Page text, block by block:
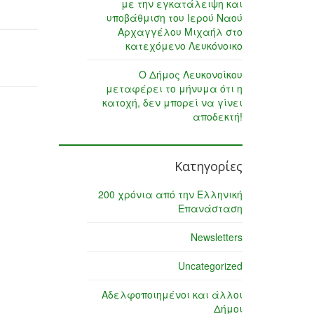
με την εγκατάλειψη και
υποβάθμιση του Ιερού Ναού
Αρχαγγέλου Μιχαήλ στο
κατεχόμενο Λευκόνοικο
Ο Δήμος Λευκονοίκου
μεταφέρει το μήνυμα ότι η
κατοχή, δεν μπορεί να γίνει
αποδεκτή!
Κατηγορίες
200 χρόνια από την Ελληνική
Επανάσταση
Newsletters
Uncategorized
Αδελφοποιημένοι και άλλοι
Δήμοι